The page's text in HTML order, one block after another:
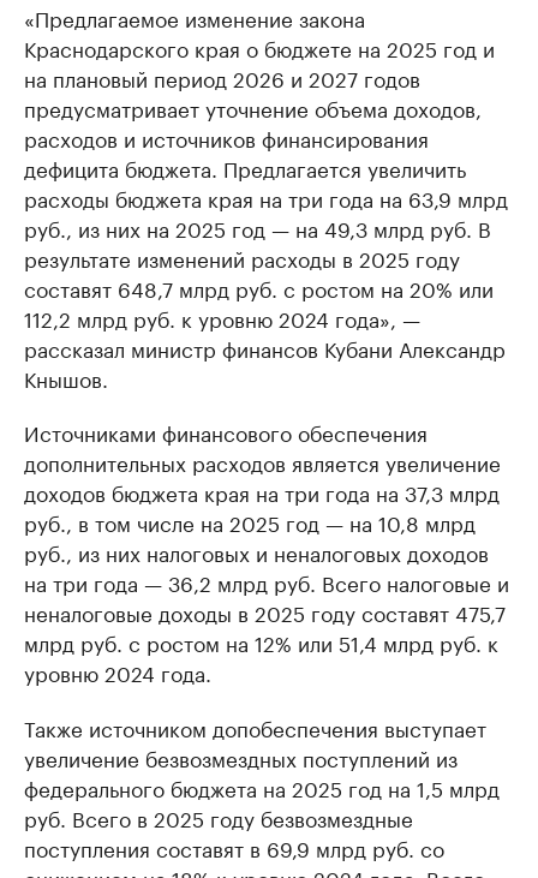
«Предлагаемое изменение закона
Краснодарского края о бюджете на 2025 год и
на плановый период 2026 и 2027 годов
предусматривает уточнение объема доходов,
расходов и источников финансирования
дефицита бюджета. Предлагается увеличить
расходы бюджета края на три года на 63,9 млрд
руб., из них на 2025 год — на 49,3 млрд руб. В
результате изменений расходы в 2025 году
составят 648,7 млрд руб. с ростом на 20% или
112,2 млрд руб. к уровню 2024 года», —
рассказал министр финансов Кубани Александр
Кнышов.
Источниками финансового обеспечения
дополнительных расходов является увеличение
доходов бюджета края на три года на 37,3 млрд
руб., в том числе на 2025 год — на 10,8 млрд
руб., из них налоговых и неналоговых доходов
на три года — 36,2 млрд руб. Всего налоговые и
неналоговые доходы в 2025 году составят 475,7
млрд руб. с ростом на 12% или 51,4 млрд руб. к
уровню 2024 года.
Также источником допобеспечения выступает
увеличение безвозмездных поступлений из
федерального бюджета на 2025 год на 1,5 млрд
руб. Всего в 2025 году безвозмездные
поступления составят в 69,9 млрд руб. со